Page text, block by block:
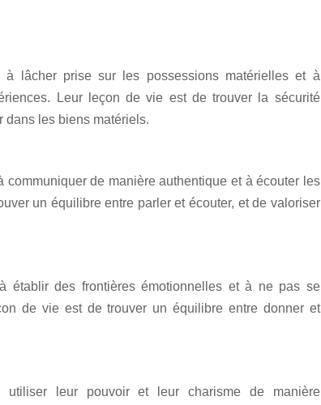
à lâcher prise sur les possessions matérielles et à
Leur leçon de vie est de trouver la sécurité
dans les biens matériels.
communiquer de manière authentique et à écouter les
un équilibre entre parler et écouter, et de valoriser
établir des frontières émotionnelles et à ne pas se
de vie est de trouver un équilibre entre donner et
utiliser leur pouvoir et leur charisme de manière